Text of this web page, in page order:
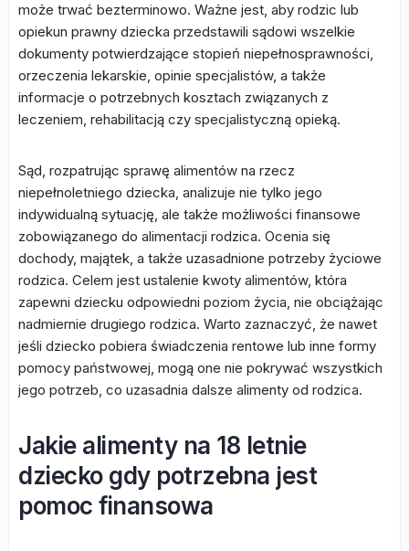
może trwać bezterminowo. Ważne jest, aby rodzic lub
opiekun prawny dziecka przedstawili sądowi wszelkie
dokumenty potwierdzające stopień niepełnosprawności,
orzeczenia lekarskie, opinie specjalistów, a także
informacje o potrzebnych kosztach związanych z
leczeniem, rehabilitacją czy specjalistyczną opieką.
Sąd, rozpatrując sprawę alimentów na rzecz
niepełnoletniego dziecka, analizuje nie tylko jego
indywidualną sytuację, ale także możliwości finansowe
zobowiązanego do alimentacji rodzica. Ocenia się
dochody, majątek, a także uzasadnione potrzeby życiowe
rodzica. Celem jest ustalenie kwoty alimentów, która
zapewni dziecku odpowiedni poziom życia, nie obciążając
nadmiernie drugiego rodzica. Warto zaznaczyć, że nawet
jeśli dziecko pobiera świadczenia rentowe lub inne formy
pomocy państwowej, mogą one nie pokrywać wszystkich
jego potrzeb, co uzasadnia dalsze alimenty od rodzica.
Jakie alimenty na 18 letnie
dziecko gdy potrzebna jest
pomoc finansowa